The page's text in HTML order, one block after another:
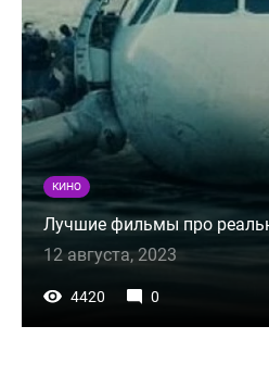
КИНО
Лучшие фильмы про
12 августа, 2023
4420 0